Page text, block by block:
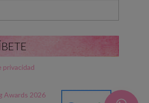
privacidad